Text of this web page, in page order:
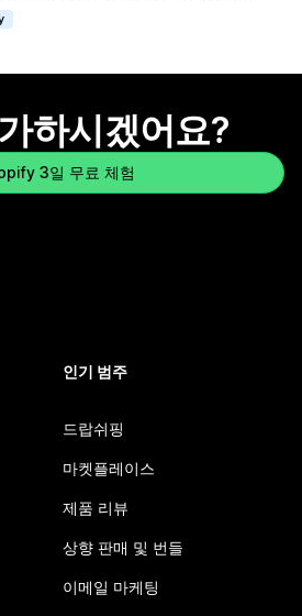
하시겠어요?
3일 무료 체험
인기 범주
드랍쉬핑
마켓플레이스
제품 리뷰
상향 판매 및 번들
이메일 마케팅